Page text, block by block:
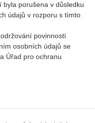
porušena v důsledku
údajů v rozporu s tímto
povinností
osobních údajů se
Úřad pro ochranu